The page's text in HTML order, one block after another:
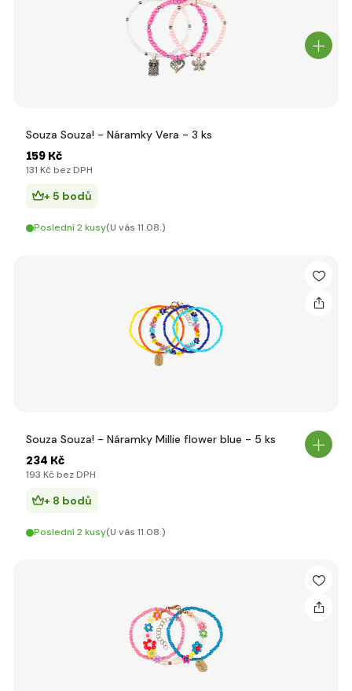
Souza Souza! - Náramky Vera - 3 ks
159 Kč
131 Kč bez DPH
+ 5 bodů
Poslední 2 kusy(U vás 11.08.)
Souza Souza! - Náramky Millie flower blue - 5 ks
234 Kč
193 Kč bez DPH
+ 8 bodů
Poslední 2 kusy(U vás 11.08.)